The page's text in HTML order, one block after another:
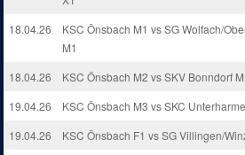
18.04.26
KSC Önsbach M1 vs SG Wolfach/
M1
18.04.26 KSC Önsbach M2 vs SKV Bonndorf
19.04.26
KSC Önsbach M3 vs SKC
19.04.26
KSC Önsbach F1 vs SG Villingen/